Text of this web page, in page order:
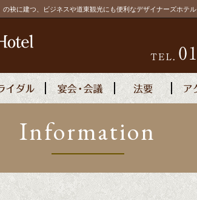
袂に建つ、ビジネスや道東観光にも便利なデザイナーズホテル
宿泊予約
Information